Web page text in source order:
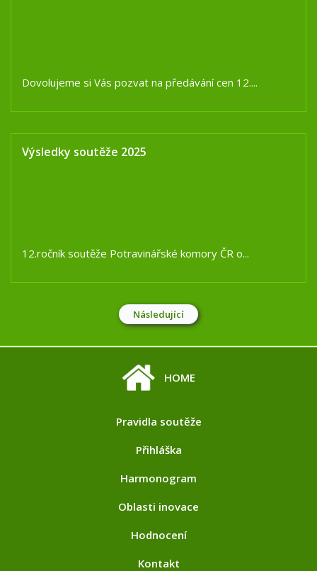
Dovolujeme si Vás pozvat na předávání cen 12....
Výsledky soutěže 2025
12.ročník soutěže Potravinářské komory ČR o...
Následující
HOME
Pravidla soutěže
Přihláška
Harmonogram
Oblasti inovace
Hodnocení
Kontakt